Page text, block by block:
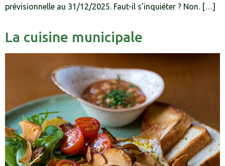
prévisionnelle au 31/12/2025. Faut-il s’inquiéter ? Non. […]
La cuisine municipale